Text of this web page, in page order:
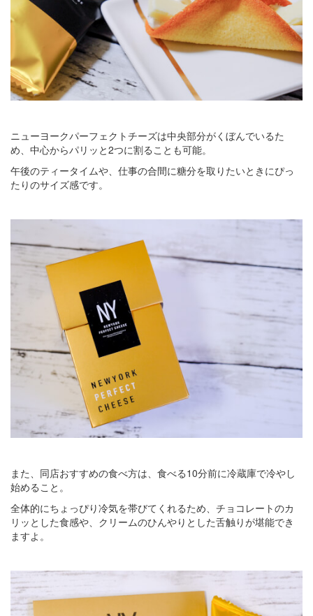
ニューヨークパーフェクトチーズは中央部分がくぼんでいるた
め、中心からパリッと2つに割ることも可能。
午後のティータイムや、仕事の合間に糖分を取りたいときにぴっ
たりのサイズ感です。
また、同店おすすめの食べ方は、食べる10分前に冷蔵庫で冷やし
始めること。
全体的にちょっぴり冷気を帯びてくれるため、チョコレートのカ
リッとした食感や、クリームのひんやりとした舌触りが堪能でき
ますよ。